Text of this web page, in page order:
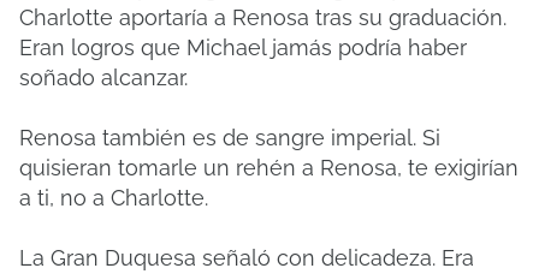
Charlotte aportaría a Renosa tras su graduación.
Eran logros que Michael jamás podría haber
soñado alcanzar.
Renosa también es de sangre imperial. Si
quisieran tomarle un rehén a Renosa, te exigirían
a ti, no a Charlotte.
La Gran Duquesa señaló con delicadeza. Era